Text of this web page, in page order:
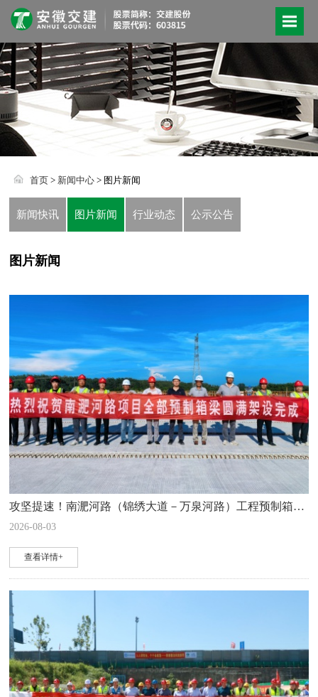
首页 > 新闻中心 > 图片新闻
新闻快讯 图片新闻 行业动态 公示公告
图片新闻
攻坚提速！南淝河路（锦绣大道－万泉河路）工程预制箱梁架设全线完工
2026-08-03
查看详情+